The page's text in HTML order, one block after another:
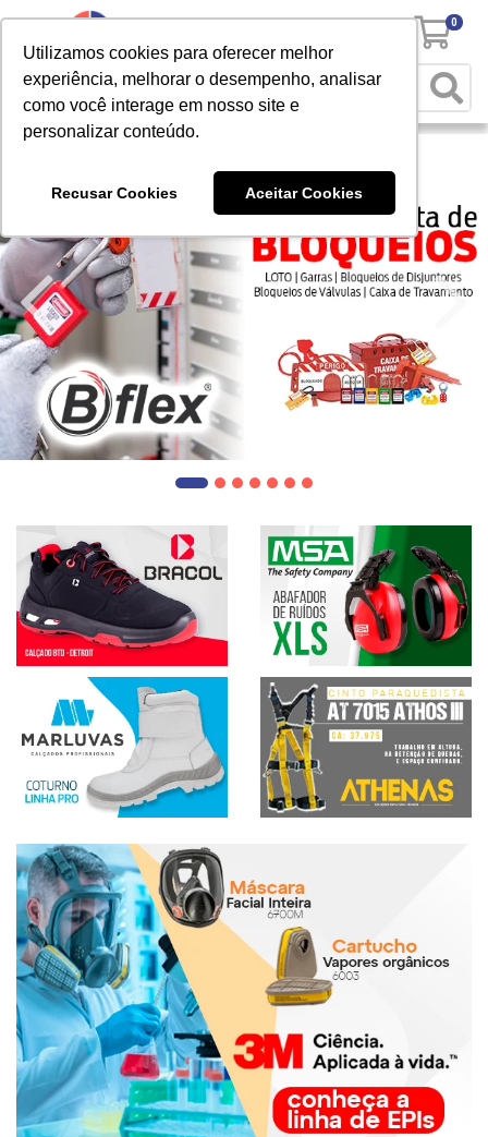
Utilizamos cookies para oferecer melhor
experiência, melhorar o desempenho, analisar
como você interage em nosso site e
personalizar conteúdo.
Recusar Cookies Aceitar Cookies
0